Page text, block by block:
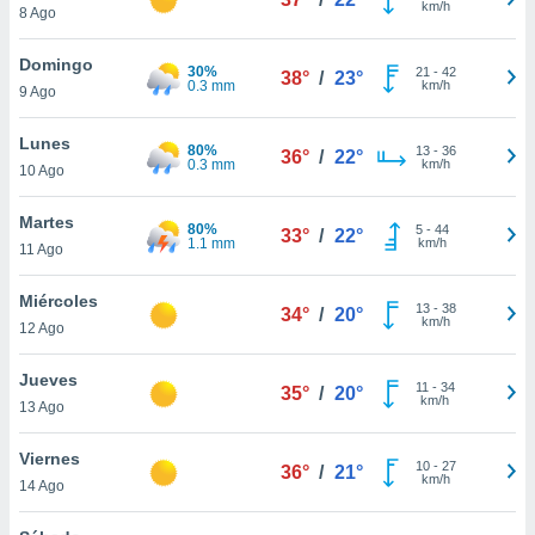
y
más
nuestra
y
de
disponible
cookies
8 Ago
km/h
Domingo
9 Ago
30%
0.3 mm
38° / 23° 21 - 42
km/h
Lunes
10 Ago
80%
0.3 mm
36° / 22° 13- 36
km/h
Martes
11 Ago
80%
1.1 mm
33° / 22° 5- 44
km/h
Miércoles
12 Ago
34° / 20° 13- 38
km/h
Jueves
13 Ago
35° / 20° 11 - 34
km/h
Viernes
14 Ago
36° / 21° 10- 27
km/h